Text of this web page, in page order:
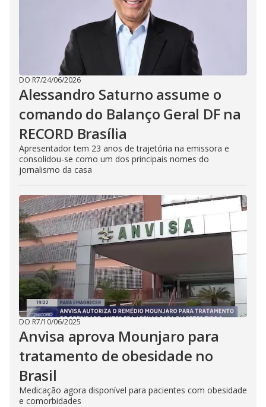
DO R7/24/06/2026
Alessandro Saturno assume o
comando do Balanço Geral DF na
RECORD Brasília
Apresentador tem 23 anos de trajetória na emissora e
consolidou-se como um dos principais nomes do
jornalismo da casa
DO R7/10/06/2025
Anvisa aprova Mounjaro para
tratamento de obesidade no
Brasil
Medicação agora disponível para pacientes com obesidade
e comorbidades